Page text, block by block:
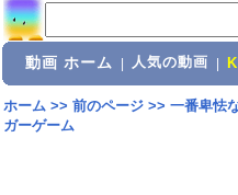
動画 ホーム 人気の動画
ホーム>> 前のページ>> 一番卑怯
ガーゲーム